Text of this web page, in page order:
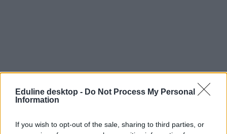
Eduline desktop - Do Not Process My Personal
Information
If you wish to opt-out of the sale, sharing to third parties, or